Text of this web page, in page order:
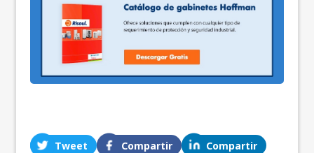
Tweet Compartir Compartir